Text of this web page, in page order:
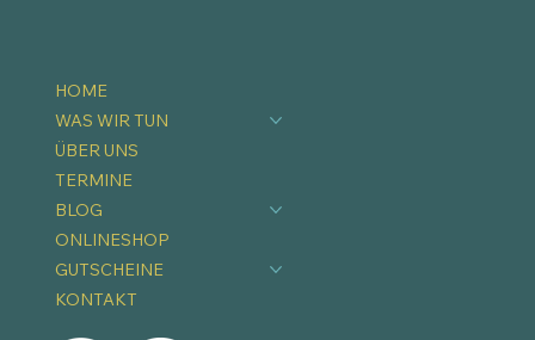
HOME
WAS WIR TUN
ÜBER UNS
TERMINE
BLOG
ONLINESHOP
GUTSCHEINE
KONTAKT